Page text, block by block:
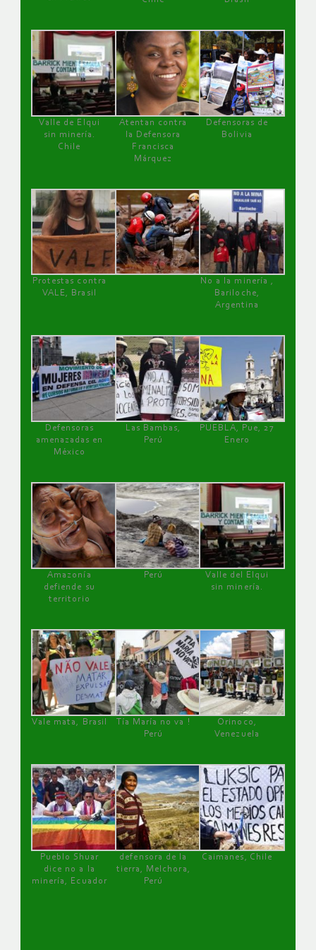
Valle de Elqui
sin minería.
Chile
Atentan contra
la Defensora
Francisca
Márquez
Defensoras de
Bolivia
Protestas contra
VALE, Brasil
No a la minería ,
Bariloche,
Argentina
Defensoras
amenazadas en
México
Las Bambas,
Perú
PUEBLA, Pue, 27
Enero
Amazonía
defiende su
territorio
Perú
Valle del Elqui
sin minería.
Vale mata, Brasil
Tía María no va !
Perú
Orinoco,
Venezuela
Pueblo Shuar
dice no a la
minería, Ecuador
defensora de la
tierra, Melchora,
Perú
Caimanes, Chile